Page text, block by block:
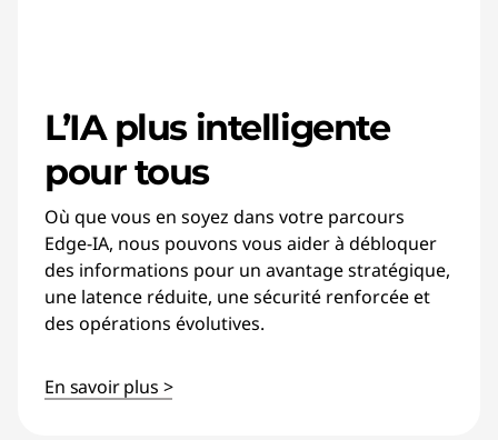
L’IA plus intelligente
pour tous
Où que vous en soyez dans votre parcours
Edge-IA, nous pouvons vous aider à débloquer
des informations pour un avantage stratégique,
une latence réduite, une sécurité renforcée et
des opérations évolutives.
En savoir plus >